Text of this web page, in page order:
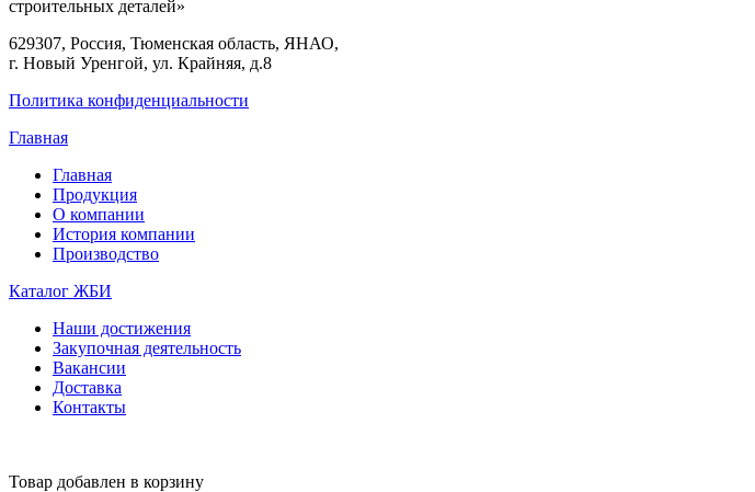
строительных деталей»
629307, Россия, Тюменская область, ЯНАО,
г. Новый Уренгой, ул. Крайняя, д.8
Политика конфиденциальности
Главная
Главная
Продукция
О компании
История компании
Производство
Каталог ЖБИ
Наши достижения
Закупочная деятельность
Вакансии
Доставка
Контакты
Товар добавлен в корзину